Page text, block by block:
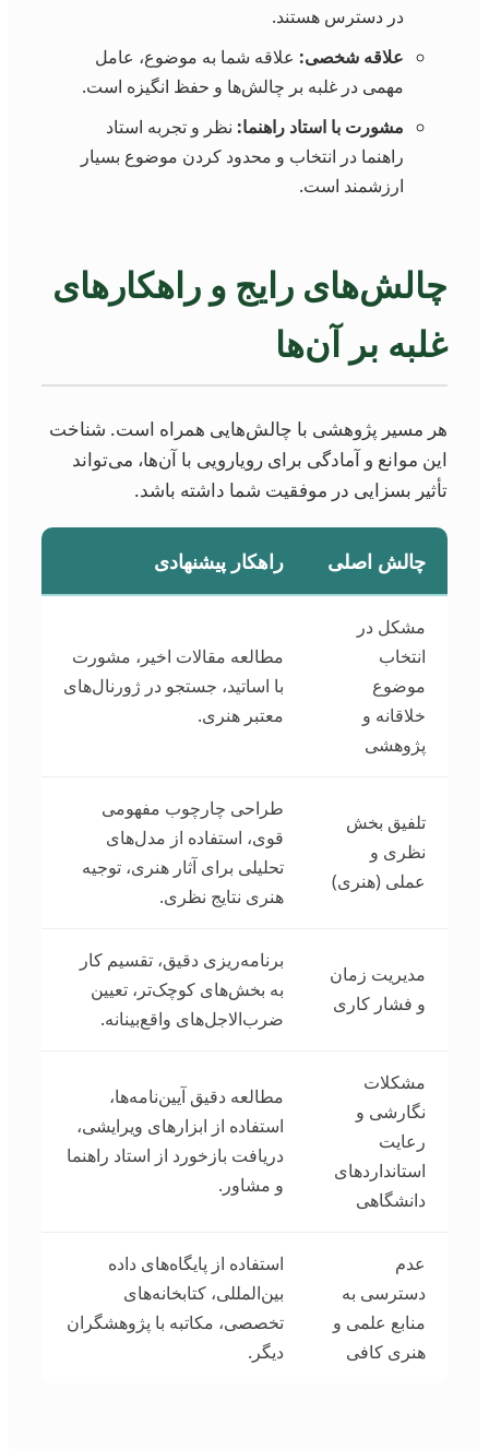
در دسترس هستند.
علاقه شخصی: علاقه شما به موضوع، عامل
مهمی در غلبه بر چالش‌ها و حفظ انگیزه است.
مشورت با استاد راهنما: نظر و تجربه استاد
راهنما در انتخاب و محدود کردن موضوع بسیار
ارزشمند است.
چالش‌های رایج و راهکارهای
غلبه بر آن‌ها
هر مسیر پژوهشی با چالش‌هایی همراه است. شناخت
این موانع و آمادگی برای رویارویی با آن‌ها، می‌تواند
تأثیر بسزایی در موفقیت شما داشته باشد.
چالش اصلی راهکار پیشنهادی
مشکل در
انتخاب
موضوع
خلاقانه و
پژوهشی
مطالعه مقالات اخیر، مشورت
با اساتید، جستجو در ژورنال‌های
معتبر هنری.
تلفیق بخش
نظری و
عملی (هنری)
طراحی چارچوب مفهومی
قوی، استفاده از مدل‌های
تحلیلی برای آثار هنری، توجیه
هنری نتایج نظری.
مدیریت زمان
و فشار کاری
برنامه‌ریزی دقیق، تقسیم کار
به بخش‌های کوچک‌تر، تعیین
ضرب‌الاجل‌های واقع‌بینانه.
مشکلات
نگارشی و
رعایت
استانداردهای
دانشگاهی
مطالعه دقیق آیین‌نامه‌ها،
استفاده از ابزارهای ویرایشی،
دریافت بازخورد از استاد راهنما
و مشاور.
عدم
دسترسی به
منابع علمی و
هنری کافی
استفاده از پایگاه‌های داده
بین‌المللی، کتابخانه‌های
تخصصی، مکاتبه با پژوهشگران
دیگر.